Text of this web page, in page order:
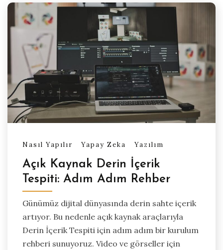
Nasıl Yapılır Yapay Zeka Yazılım
Açık Kaynak Derin İçerik
Tespiti: Adım Adım Rehber
Günümüz dijital dünyasında derin sahte içerik
artıyor. Bu nedenle açık kaynak araçlarıyla
Derin İçerik Tespiti için adım adım bir kurulum
rehberi sunuyoruz. Video ve görseller için